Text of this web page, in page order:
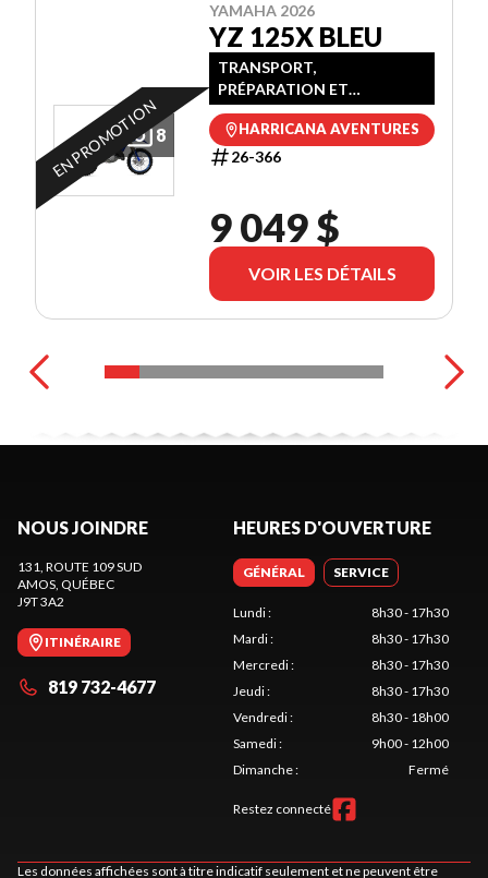
8
EN PROMOTION
YAMAHA 2026
YZ 125X BLEU
TRANSPORT,
PRÉPARATION ET
PROMOTION INCLUSES
HARRICANA AVENTURES
26-366
9 049 $
VOIR LES DÉTAILS
NOUS JOINDRE
131, ROUTE 109 SUD
AMOS , QUÉBEC
J9T 3A2
ITINÉRAIRE
819 732-4677
HEURES D'OUVERTURE
GÉNÉRAL SERVICE
Lundi:
8h30 - 17h30
Mardi:
8h30 - 17h30
Mercredi:
8h30 - 17h30
Jeudi:
8h30 - 17h30
Vendredi:
8h30 - 18h00
Samedi:
9h00 - 12h00
Dimanche: Fermé
Restez connecté
Les données affichées sont à titre indicatif seulement et ne peuvent être